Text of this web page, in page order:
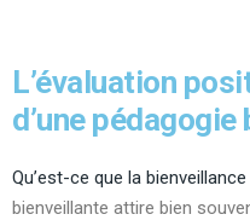
L’évaluation
d’une
Qu’est-ce que la bienveillance
bienveillante attire bien